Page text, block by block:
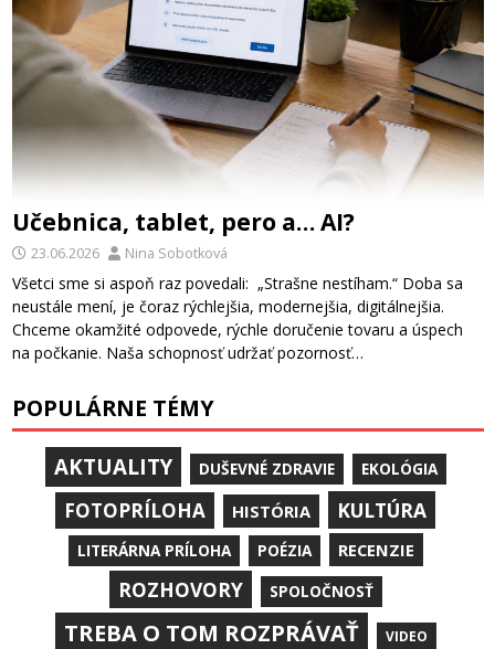
Učebnica, tablet, pero a… AI?
23.06.2026 Nina Sobotková
Všetci sme si aspoň raz povedali: „Strašne nestíham.“ Doba sa
neustále mení, je čoraz rýchlejšia, modernejšia, digitálnejšia.
Chceme okamžité odpovede, rýchle doručenie tovaru a úspech
na počkanie. Naša schopnosť udržať pozornosť…
POPULÁRNE TÉMY
AKTUALITY DUŠEVNÉ ZDRAVIE EKOLÓGIA
FOTOPRÍLOHA HISTÓRIA KULTÚRA
LITERÁRNA PRÍLOHA POÉZIA RECENZIE
ROZHOVORY SPOLOČNOSŤ
TREBA O TOM ROZPRÁVAŤ VIDEO